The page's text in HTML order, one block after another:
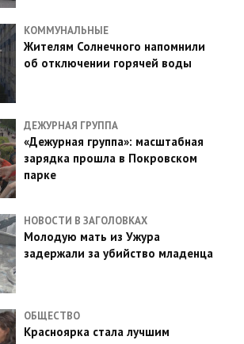
КОММУНАЛЬНЫЕ
Жителям Солнечного напомнили
об отключении горячей воды
ДЕЖУРНАЯ ГРУППА
«Дежурная группа»: масштабная
зарядка прошла в Покровском
парке
НОВОСТИ В ЗАГОЛОВКАХ
Молодую мать из Ужура
задержали за убийство младенца
ОБЩЕСТВО
Красноярка стала лучшим